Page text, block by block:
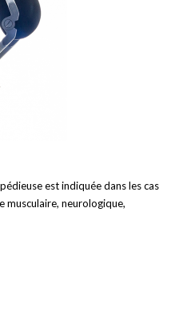
est indiquée dans les cas
musculaire, neurologique,